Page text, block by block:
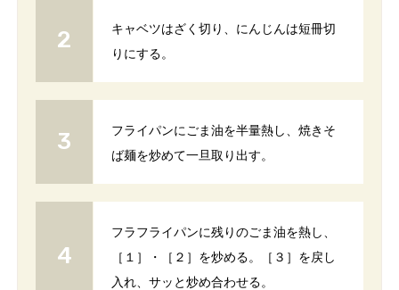
キャベツはざく切り、にんじんは短冊切
りにする。
フライパンにごま油を半量熱し、焼きそ
ば麺を炒めて一旦取り出す。
フラフライパンに残りのごま油を熱し、
［１］・［２］を炒める。［３］を戻し
入れ、サッと炒め合わせる。